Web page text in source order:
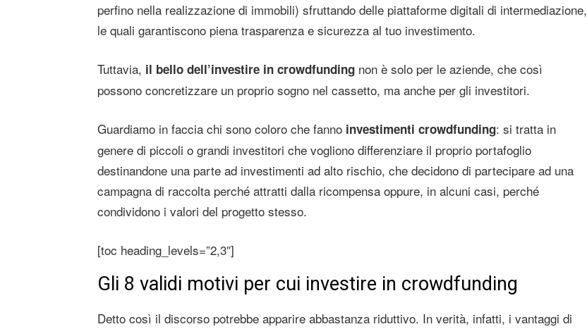
perfino nella realizzazione di immobili) sfruttando delle piattaforme digitali di intermediazione,
le quali garantiscono piena trasparenza e sicurezza al tuo investimento.
Tuttavia, il bello dell’investire in crowdfunding non è solo per le aziende, che così
possono concretizzare un proprio sogno nel cassetto, ma anche per gli investitori.
Guardiamo in faccia chi sono coloro che fanno investimenti crowdfunding: si tratta in
genere di piccoli o grandi investitori che vogliono differenziare il proprio portafoglio
destinandone una parte ad investimenti ad alto rischio, che decidono di partecipare ad una
campagna di raccolta perché attratti dalla ricompensa oppure, in alcuni casi, perché
condividono i valori del progetto stesso.
[toc heading_levels=”2,3″]
Gli 8 validi motivi per cui investire in crowdfunding
Detto così il discorso potrebbe apparire abbastanza riduttivo. In verità, infatti, i vantaggi di